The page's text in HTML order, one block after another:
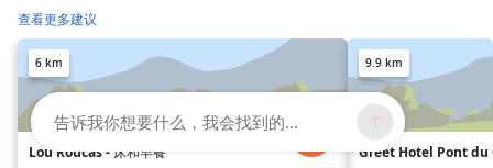
查看更多建议
6 km
Lou Roucas - 床和早餐
9.9 km
Greet Hotel Pont du
告诉我你想要什么，我会找到的...